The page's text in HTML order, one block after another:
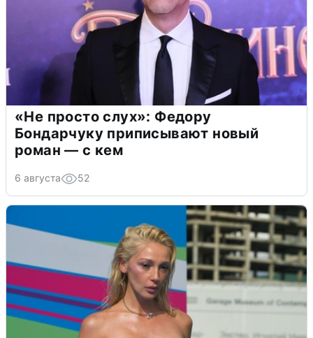
«Не просто слух»: Федору
Бондарчуку приписывают новый
роман — с кем
6 августа 52